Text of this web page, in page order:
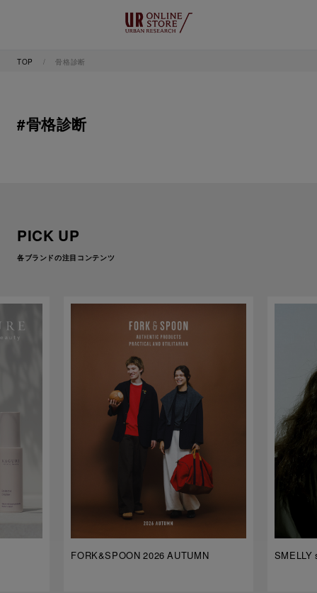
TOP 骨格診断
#骨格診断
PICK UP
各ブランドの注目コンテンツ
FORK&SPOON 2026 AUTUMN SMELLY